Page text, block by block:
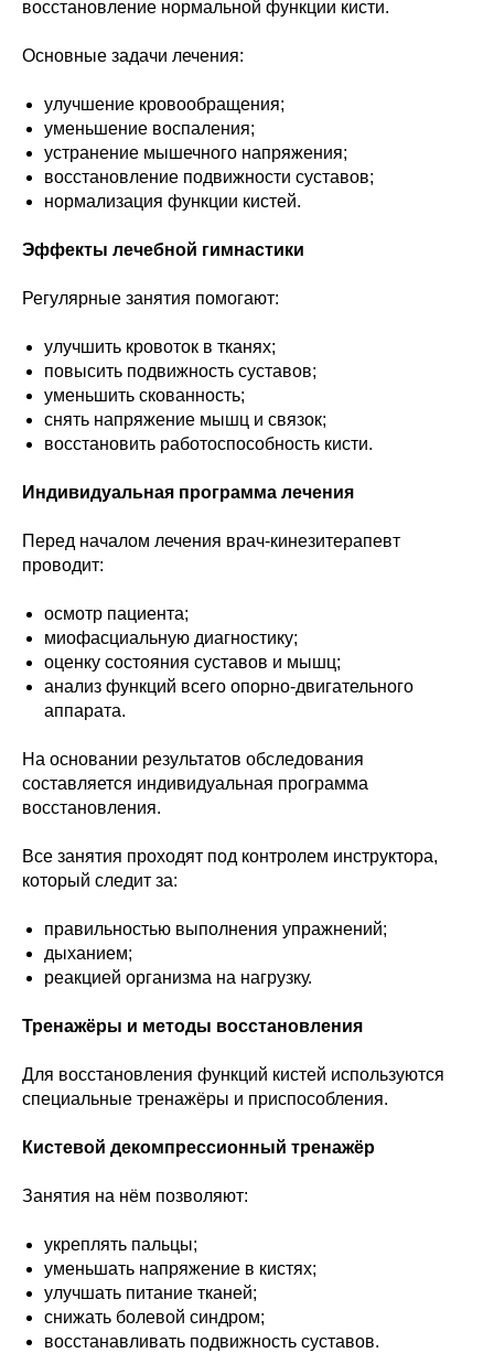
восстановление нормальной функции кисти.
Основные задачи лечения:
улучшение кровообращения;
уменьшение воспаления;
устранение мышечного напряжения;
восстановление подвижности суставов;
нормализация функции кистей.
Эффекты лечебной гимнастики
Регулярные занятия помогают:
улучшить кровоток в тканях;
повысить подвижность суставов;
уменьшить скованность;
снять напряжение мышц и связок;
восстановить работоспособность кисти.
Индивидуальная программа лечения
Перед началом лечения врач-кинезитерапевт
проводит:
осмотр пациента;
миофасциальную диагностику;
оценку состояния суставов и мышц;
анализ функций всего опорно-двигательного
аппарата.
На основании результатов обследования
составляется индивидуальная программа
восстановления.
Все занятия проходят под контролем инструктора,
который следит за:
правильностью выполнения упражнений;
дыханием;
реакцией организма на нагрузку.
Тренажёры и методы восстановления
Для восстановления функций кистей используются
специальные тренажёры и приспособления.
Кистевой декомпрессионный тренажёр
Занятия на нём позволяют:
укреплять пальцы;
уменьшать напряжение в кистях;
улучшать питание тканей;
снижать болевой синдром;
восстанавливать подвижность суставов.